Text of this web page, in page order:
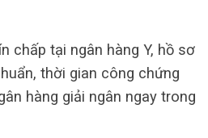
chấp tại ngân hàng Y, hồ sơ
thời gian công chứng
hàng giải ngân ngay trong